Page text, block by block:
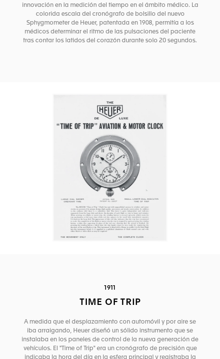
innovación en la medición del tiempo en el ámbito médico. La
colorida escala del cronógrafo de bolsillo del nuevo
Sphygmometer de Heuer, patentada en 1908, permitía a los
médicos determinar el ritmo de las pulsaciones del paciente
tras contar los latidos del corazón durante solo 20 segundos.
1911
TIME OF TRIP
A medida que el desplazamiento con automóvil y por aire se
iba arraigando, Heuer diseñó un sólido instrumento que se
instalaba en los paneles de control de la nueva generación de
vehículos. El "Time of Trip" era un cronógrafo de precisión que
indicaba la hora del día en la esfera principal y registraba la